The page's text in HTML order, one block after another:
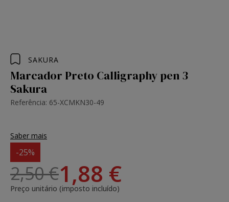
SAKURA
Marcador Preto Calligraphy pen 3
Sakura
Referência: 65-XCMKN30-49
Saber mais
-25%
2,50 €1,88 €
Preço unitário (imposto incluído)